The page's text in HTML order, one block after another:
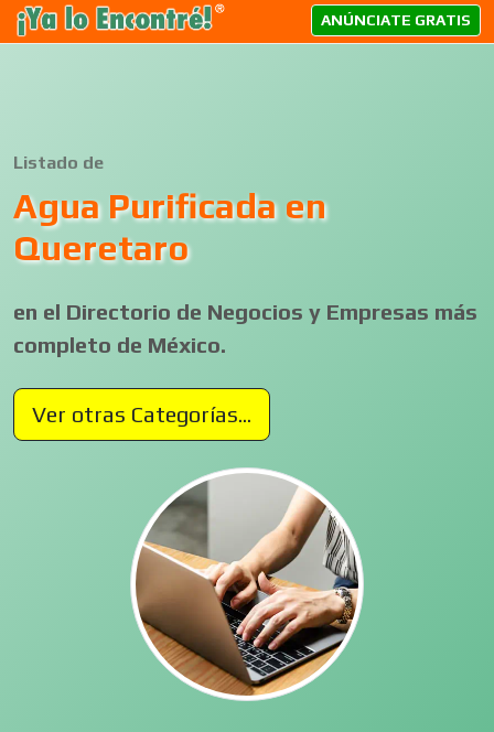
ANÚNCIATE GRATIS
Listado de
Agua Purificada en
Queretaro
en el Directorio de Negocios y Empresas más
completo de México.
Ver otras Categorías...